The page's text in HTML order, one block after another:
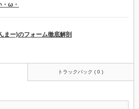
・ω・
ー)のフォーム徹底解剖
トラックバック ( 0 )